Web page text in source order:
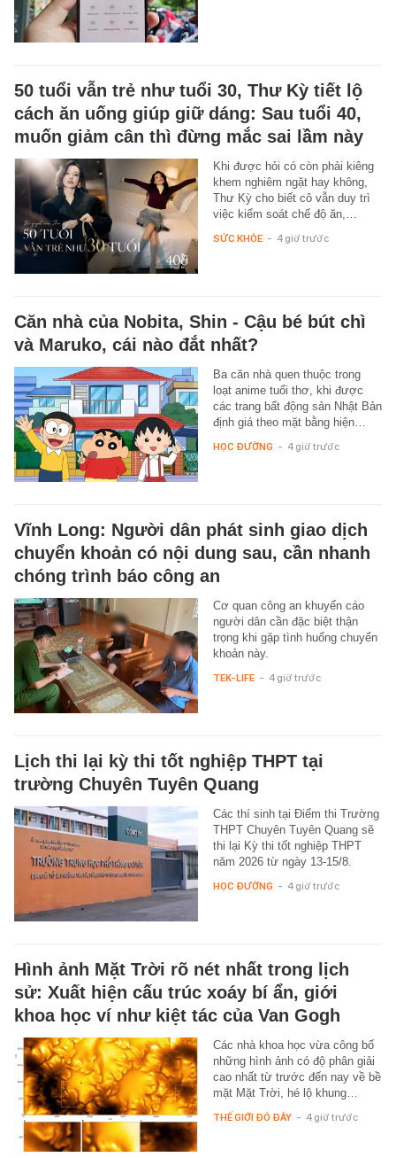
50 tuổi vẫn trẻ như tuổi 30, Thư Kỳ tiết lộ
cách ăn uống giúp giữ dáng: Sau tuổi 40,
muốn giảm cân thì đừng mắc sai lầm này
Khi được hỏi có còn phải kiêng
khem nghiêm ngặt hay không,
Thư Kỳ cho biết cô vẫn duy trì
việc kiểm soát chế độ ăn,…
SỨC KHỎE - 4 giờ trước
Căn nhà của Nobita, Shin - Cậu bé bút chì
và Maruko, cái nào đắt nhất?
Ba căn nhà quen thuộc trong
loạt anime tuổi thơ, khi được
các trang bất động sản Nhật Bản
định giá theo mặt bằng hiện…
HỌC ĐƯỜNG - 4 giờ trước
Vĩnh Long: Người dân phát sinh giao dịch
chuyển khoản có nội dung sau, cần nhanh
chóng trình báo công an
Cơ quan công an khuyến cáo
người dân cần đặc biệt thận
trọng khi gặp tình huống chuyển
khoản này.
TEK-LIFE - 4 giờ trước
Lịch thi lại kỳ thi tốt nghiệp THPT tại
trường Chuyên Tuyên Quang
Các thí sinh tại Điểm thi Trường
THPT Chuyên Tuyên Quang sẽ
thi lại Kỳ thi tốt nghiệp THPT
năm 2026 từ ngày 13-15/8.
HỌC ĐƯỜNG - 4 giờ trước
Hình ảnh Mặt Trời rõ nét nhất trong lịch
sử: Xuất hiện cấu trúc xoáy bí ẩn, giới
khoa học ví như kiệt tác của Van Gogh
Các nhà khoa học vừa công bố
những hình ảnh có độ phân giải
cao nhất từ trước đến nay về bề
mặt Mặt Trời, hé lộ khung…
THẾ GIỚI ĐÓ ĐÂY - 4 giờ trước